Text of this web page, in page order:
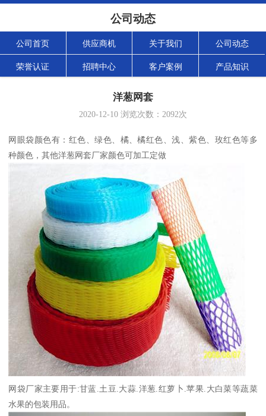
公司动态
公司首页 供应商机 关于我们 公司动态
荣誉认证 招聘中心 客户案例 产品知识
洋葱网套
2020-12-10 浏览次数： 2092次
网眼袋颜色有：红色、绿色、橘、橘红色、浅、紫色、玫红色等多
种颜色，其他洋葱网套厂家颜色可加工定做
网袋厂家主要用于:甘蓝.土豆.大蒜.洋葱.红萝卜.苹果.大白菜等蔬菜
水果的包装用品。